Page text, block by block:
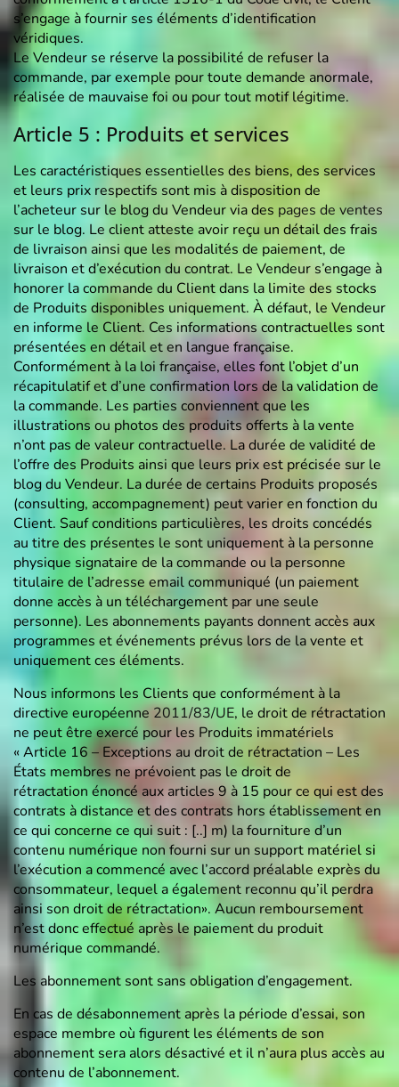
s’engage à fournir ses éléments d’identification
véridiques.
Le Vendeur se réserve la possibilité de refuser la
commande, par exemple pour toute demande anormale,
réalisée de mauvaise foi ou pour tout motif légitime.
Article 5 : Produits et services
Les caractéristiques essentielles des biens, des services
et leurs prix respectifs sont mis à disposition de
l’acheteur sur le blog du Vendeur via des pages de ventes
sur le blog. Le client atteste avoir reçu un détail des frais
de livraison ainsi que les modalités de paiement, de
livraison et d’exécution du contrat. Le Vendeur s’engage à
honorer la commande du Client dans la limite des stocks
de Produits disponibles uniquement. À défaut, le Vendeur
en informe le Client. Ces informations contractuelles sont
présentées en détail et en langue française.
Conformément à la loi française, elles font l’objet d’un
récapitulatif et d’une confirmation lors de la validation de
la commande. Les parties conviennent que les
illustrations ou photos des produits offerts à la vente
n’ont pas de valeur contractuelle. La durée de validité de
l’offre des Produits ainsi que leurs prix est précisée sur le
blog du Vendeur. La durée de certains Produits proposés
(consulting, accompagnement) peut varier en fonction du
Client. Sauf conditions particulières, les droits concédés
au titre des présentes le sont uniquement à la personne
physique signataire de la commande ou la personne
titulaire de l’adresse email communiqué (un paiement
donne accès à un téléchargement par une seule
personne). Les abonnements payants donnent accès aux
programmes et événements prévus lors de la vente et
uniquement ces éléments.
Nous informons les Clients que conformément à la
directive européenne 2011/83/UE, le droit de rétractation
ne peut être exercé pour les Produits immatériels
« Article 16 – Exceptions au droit de rétractation – Les
États membres ne prévoient pas le droit de
rétractation énoncé aux articles 9 à 15 pour ce qui est des
contrats à distance et des contrats hors établissement en
ce qui concerne ce qui suit : [..] m) la fourniture d’un
contenu numérique non fourni sur un support matériel si
l’exécution a commencé avec l’accord préalable exprès du
consommateur, lequel a également reconnu qu’il perdra
ainsi son droit de rétractation». Aucun remboursement
n’est donc effectué après le paiement du produit
numérique commandé.
Les abonnement sont sans obligation d’engagement.
En cas de désabonnement après la période d’essai, son
espace membre où figurent les éléments de son
abonnement sera alors désactivé et il n’aura plus accès au
contenu de l’abonnement.